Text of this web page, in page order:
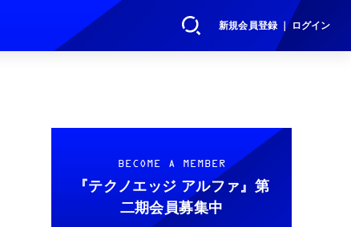
新規会員登録 ｜ ログイン
BECOME A MEMBER
『テクノエッジ アルファ』 第
二期会員募集中